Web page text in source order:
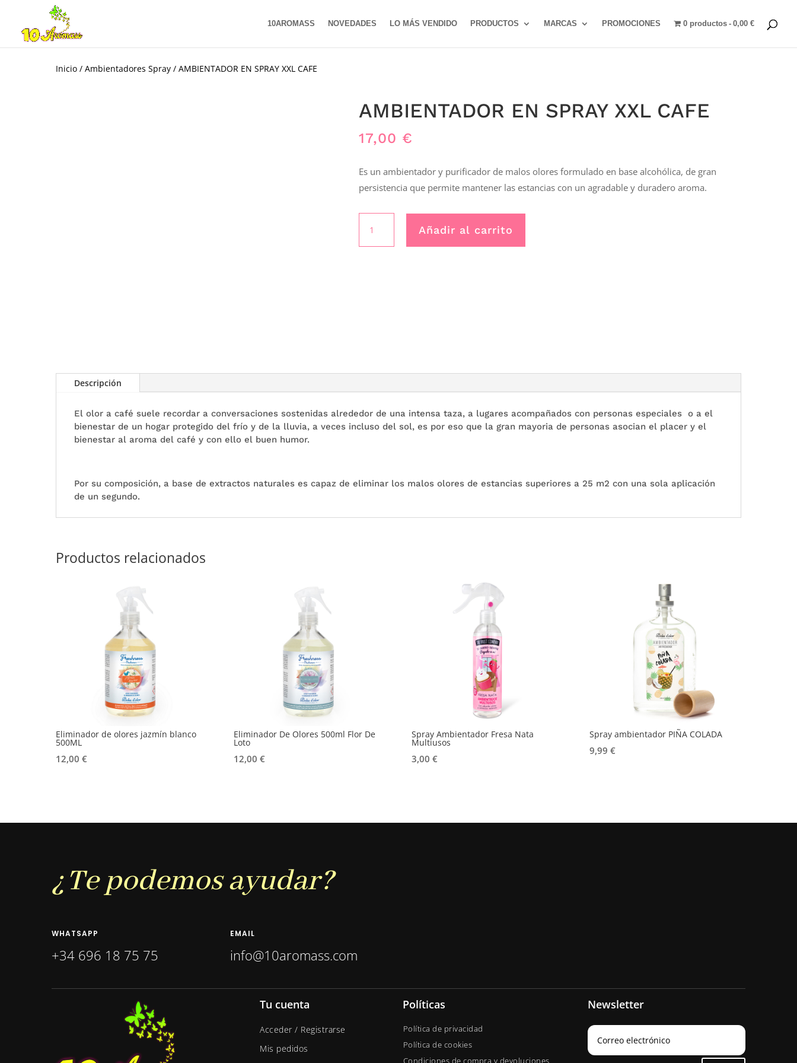
10AROMASS NOVEDADES LO MÁS VENDIDO PRODUCTOS MARCAS PROMOCIONES 0 productos 0,00 €
Inicio /Ambientadores Spray / AMBIENTADOR EN SPRAY XXL CAFE
AMBIENTADOR EN SPRAY XXL CAFE
17,00 €
Es un ambientador y purificador de malos olores formulado en base alcohólica, de gran
persistencia que permite mantener las estancias con un agradable y duradero aroma.
SPRAY
Añadir al carrito
Descripción
El olor a café suele recordar a conversaciones sostenidas alrededor de una intensa taza, a lugares acompañados con personas especiales o a el
bienestar de un hogar protegido del frío y de la lluvia, a veces incluso del sol, es por eso que la gran mayoria de personas asocian el placer y el
bienestar al aroma del café y con ello el buen humor.
Por su composición, a base de extractos naturales es capaz de eliminar los malos olores de estancias superiores a 25 m2 con una sola aplicación
de un segundo.
Productos relacionados
Eliminador de olores jazmín blanco
500ML
12,00€
Eliminador De Olores 500ml Flor De
Loto
12,00 €
Spray Ambientador Fresa Nata
Multiusos
3,00 €
Spray ambientador PIÑA COLADA
9,99 €
¿Te podemos ayudar?
WHATSAPP
+34 696 18 75 75
EMAIL
info@10aromass.com
Tu cuenta
Acceder / Registrarse
Mis pedidos
Políticas
Política de privacidad
Política de cookies
Condiciones de compra y devoluciones
Newsletter